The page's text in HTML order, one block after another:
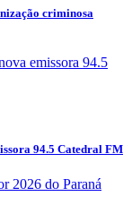
criminosa
94.5 Catedral FM